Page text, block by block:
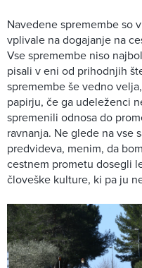
Navedene spremembe so
vplivale na dogajanje na
Vse spremembe niso
pisali v eni od prihodnjih
spremembe še vedno
papirju, če ga udeleženci
spremenili odnosa do
ravnanja. Ne glede na vse
predvideva, menim, da
cestnem prometu dosegli
človeške kulture, ki pa ju